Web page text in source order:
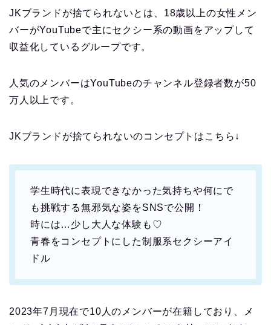
JKブランドが捨てられないとは、18歳以上の女性メン
バーがYouTubeで主にセクシー系の動画をアップして
収益化しているグループです。
人気のメンバーはYouTubeのチャンネル登録者数が50
万人以上です。
JKブランドが捨てられないのコンセプトはこちら↓
学生時代に表現できなかった気持ちや何にで
も挑戦する無邪気な姿をSNSで公開！
時には…少し大人な体験も♡
青春をコンセプトにした制服系セクシーアイ
ドル
2023年7月現在で10人のメンバーが在籍しており、メ